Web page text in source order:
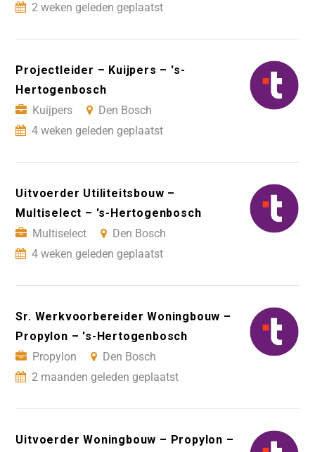
2 weken geleden geplaatst
Projectleider – Kuijpers – 's-
Hertogenbosch
Kuijpers
Den Bosch
4 weken geleden geplaatst
Uitvoerder Utiliteitsbouw –
Multiselect – 's-Hertogenbosch
Multiselect
Den Bosch
4 weken geleden geplaatst
Sr. Werkvoorbereider Woningbouw –
Propylon – 's-Hertogenbosch
Propylon
Den Bosch
2 maanden geleden geplaatst
Uitvoerder Woningbouw – Propylon –